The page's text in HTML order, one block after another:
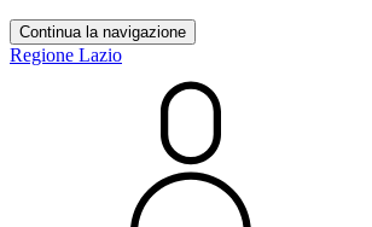
Continua la navigazione
Regione Lazio